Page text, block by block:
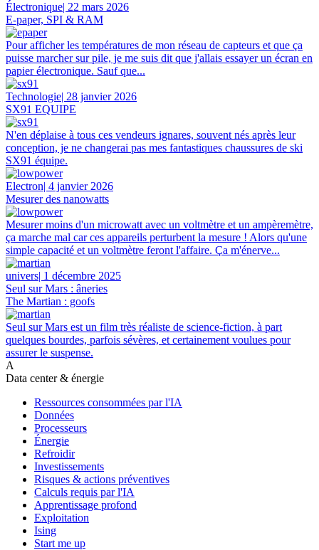
Électronique| 22 mars 2026
E-paper, SPI & RAM
Pour afficher les températures de mon réseau de capteurs et que ça
puisse marcher sur pile, je me suis dit que j'allais essayer un écran en
papier électronique. Sauf que...
Technologie| 28 janvier 2026
SX91 EQUIPE
N'en déplaise à tous ces vendeurs ignares, souvent nés après leur
conception, je ne changerai pas mes fantastiques chaussures de ski
SX91 équipe.
Electron| 4 janvier 2026
Mesurer des nanowatts
Mesurer moins d'un microwatt avec un voltmètre et un ampèremètre,
ça marche mal car ces appareils perturbent la mesure ! Alors qu'une
simple capacité et un voltmètre feront l'affaire. Ça m'énerve...
univers| 1 décembre 2025
Seul sur Mars : âneries
The Martian : goofs
Seul sur Mars est un film très réaliste de science-fiction, à part
quelques bourdes, parfois sévères, et certainement voulues pour
assurer le suspense.
A
Data center & énergie
Ressources consommées par l'IA
Données
Processeurs
Énergie
Refroidir
Investissements
Risques & actions préventives
Calculs requis par l'IA
Apprentissage profond
Exploitation
Ising
Start me up